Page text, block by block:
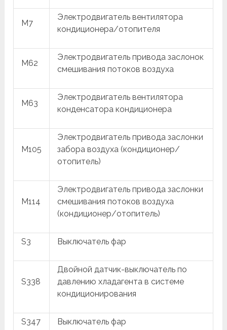
M7
Электродвигатель вентилятора
кондиционера/отопителя
M62
Электродвигатель привода заслонок
смешивания потоков воздуха
M63
Электродвигатель вентилятора
конденсатора кондиционера
M105
Электродвигатель привода заслонки
забора воздуха (кондиционер/
отопитель)
M114
Электродвигатель привода заслонки
смешивания потоков воздуха
(кондиционер/отопитель)
S3 Выключатель фар
S338
Двойной датчик-выключатель по
давлению хладагента в системе
кондиционирования
S347 Выключатель фар